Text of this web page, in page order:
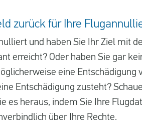
zurück für Ihre
und haben Sie Ihr Ziel mit
erreicht? Oder haben Sie gar
eine Entschädigung
Entschädigung zusteht?
es heraus, indem Sie Ihre
über Ihre Rechte.